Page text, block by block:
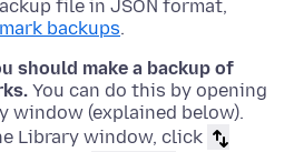
file in JSON format,
backups.
should make a backup of
You can do this by opening
window (explained below).
Library window, click